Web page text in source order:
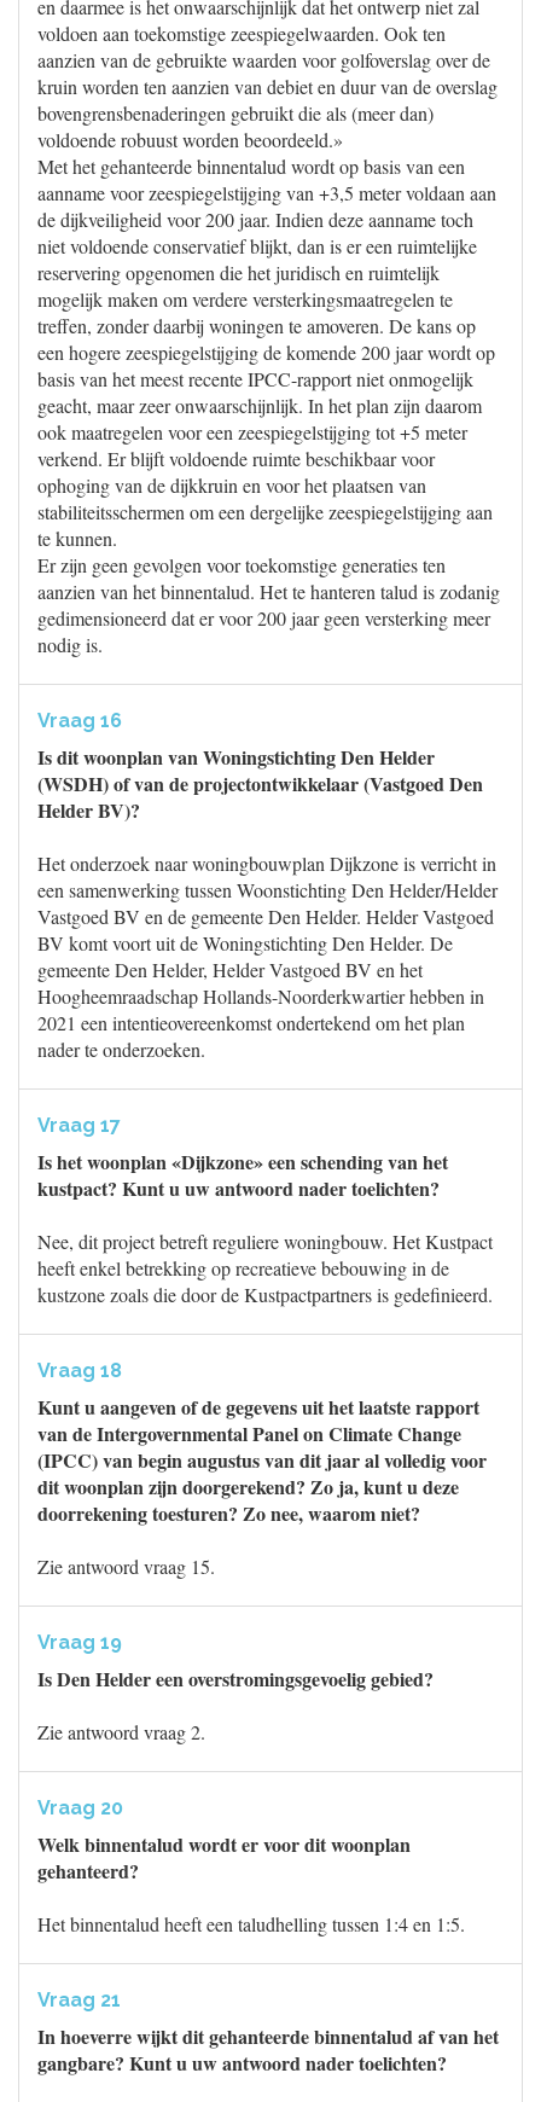
en daarmee is het onwaarschijnlijk dat het ontwerp niet zal
voldoen aan toekomstige zeespiegelwaarden. Ook ten
aanzien van de gebruikte waarden voor golfoverslag over de
kruin worden ten aanzien van debiet en duur van de overslag
bovengrensbenaderingen gebruikt die als (meer dan)
voldoende robuust worden beoordeeld.»
Met het gehanteerde binnentalud wordt op basis van een
aanname voor zeespiegelstijging van +3,5 meter voldaan aan
de dijkveiligheid voor 200 jaar. Indien deze aanname toch
niet voldoende conservatief blijkt, dan is er een ruimtelijke
reservering opgenomen die het juridisch en ruimtelijk
mogelijk maken om verdere versterkingsmaatregelen te
treffen, zonder daarbij woningen te amoveren. De kans op
een hogere zeespiegelstijging de komende 200 jaar wordt op
basis van het meest recente IPCC-rapport niet onmogelijk
geacht, maar zeer onwaarschijnlijk. In het plan zijn daarom
ook maatregelen voor een zeespiegelstijging tot +5 meter
verkend. Er blijft voldoende ruimte beschikbaar voor
ophoging van de dijkkruin en voor het plaatsen van
stabiliteitsschermen om een dergelijke zeespiegelstijging aan
te kunnen.
Er zijn geen gevolgen voor toekomstige generaties ten
aanzien van het binnentalud. Het te hanteren talud is zodanig
gedimensioneerd dat er voor 200 jaar geen versterking meer
nodig is.
Vraag 16
Is dit woonplan van Woningstichting Den Helder
(WSDH) of van de projectontwikkelaar (Vastgoed Den
Helder BV)?
Het onderzoek naar woningbouwplan Dijkzone is verricht in
een samenwerking tussen Woonstichting Den Helder/Helder
Vastgoed BV en de gemeente Den Helder. Helder Vastgoed
BV komt voort uit de Woningstichting Den Helder. De
gemeente Den Helder, Helder Vastgoed BV en het
Hoogheemraadschap Hollands-Noorderkwartier hebben in
2021 een intentieovereenkomst ondertekend om het plan
nader te onderzoeken.
Vraag 17
Is het woonplan «Dijkzone» een schending van het
kustpact? Kunt u uw antwoord nader toelichten?
Nee, dit project betreft reguliere woningbouw. Het Kustpact
heeft enkel betrekking op recreatieve bebouwing in de
kustzone zoals die door de Kustpactpartners is gedefinieerd.
Vraag 18
Kunt u aangeven of de gegevens uit het laatste rapport
van de Intergovernmental Panel on Climate Change
(IPCC) van begin augustus van dit jaar al volledig voor
dit woonplan zijn doorgerekend? Zo ja, kunt u deze
doorrekening toesturen? Zo nee, waarom niet?
Zie antwoord vraag 15.
Vraag 19
Is Den Helder een overstromingsgevoelig gebied?
Zie antwoord vraag 2.
Vraag 20
Welk binnentalud wordt er voor dit woonplan
gehanteerd?
Het binnentalud heeft een taludhelling tussen 1:4 en 1:5.
Vraag 21
In hoeverre wijkt dit gehanteerde binnentalud af van het
gangbare? Kunt u uw antwoord nader toelichten?